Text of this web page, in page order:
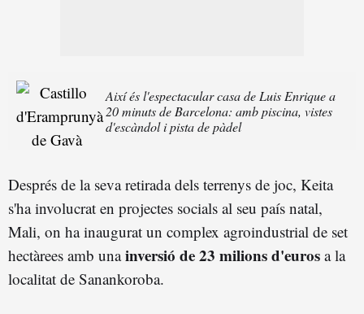
Així és l'espectacular casa de Luis Enrique a
20 minuts de Barcelona: amb piscina, vistes
d'escàndol i pista de pàdel
Després de la seva retirada dels terrenys de joc, Keita
s'ha involucrat en projectes socials al seu país natal,
Mali, on ha inaugurat un complex agroindustrial de set
hectàrees amb unainversió de 23 milions d'euros a la
localitat de Sanankoroba.